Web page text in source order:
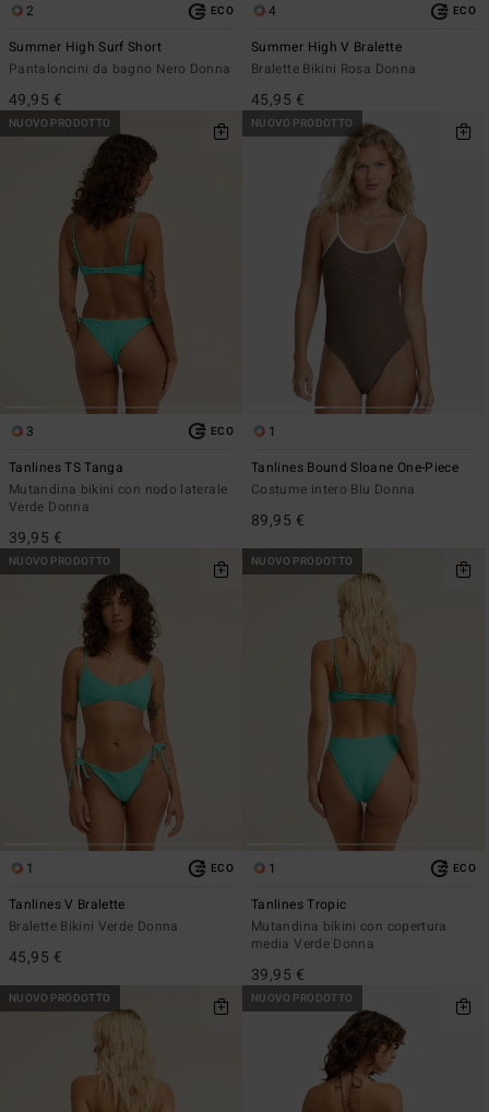
2 ECO
Summer High Surf Short
Pantaloncini da bagno Nero Donna
49,95 €
4 ECO
Summer High V Bralette
Bralette Bikini Rosa Donna
45,95 €
NUOVO PRODOTTO
3 ECO
Tanlines TS Tanga
Mutandina bikini con nodo laterale
Verde Donna
39,95 €
NUOVO PRODOTTO
1
Tanlines Bound Sloane One-Piece
Costume intero Blu Donna
89,95 €
NUOVO PRODOTTO
1 ECO
Tanlines V Bralette
Bralette Bikini Verde Donna
45,95 €
NUOVO PRODOTTO
1 ECO
Tanlines Tropic
Mutandina bikini con copertura
media Verde Donna
39,95 €
NUOVO PRODOTTO NUOVO PRODOTTO